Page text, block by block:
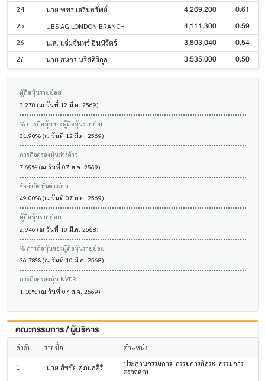
24 นาย พชร เสริมทรัพย์ 4,269,200 0.61
25 UBS AG LONDON BRANCH 4,111,300 0.59
26 น.ส. แจ่มจันทร์ อินนิวัตร์ 3,803,040 0.54
27 นาย ธนกร นริสศิริกุล 3,535,000 0.50
ผู้ถือหุ้นรายย่อย
3,278 (ณ วันที่ 12 มี.ค. 2569)
% การถือหุ้นของผู้ถือหุ้นรายย่อย
31.90% (ณ วันที่ 12 มี.ค. 2569)
การถือครองหุ้นต่างด้าว
7.69% (ณ วันที่ 07 ส.ค. 2569)
ข้อจำกัดหุ้นต่างด้าว
49.00% (ณ วันที่ 07 ส.ค. 2569)
ผู้ถือหุ้นรายย่อย
2,946 (ณ วันที่ 10 มี.ค. 2568)
% การถือหุ้นของผู้ถือหุ้นรายย่อย
36.78% (ณ วันที่ 10 มี.ค. 2568)
การถือครองหุ้น NVDR
1.10% (ณ วันที่ 07 ส.ค. 2569)
คณะกรรมการ / ผู้บริหาร
ลำดับ รายชื่อ ตำแหน่ง
1 นาย ธัชชัย ศุภผลศิริ
ประธานกรรมการ, กรรมการอิสระ, กรรมการ
ตรวจสอบ